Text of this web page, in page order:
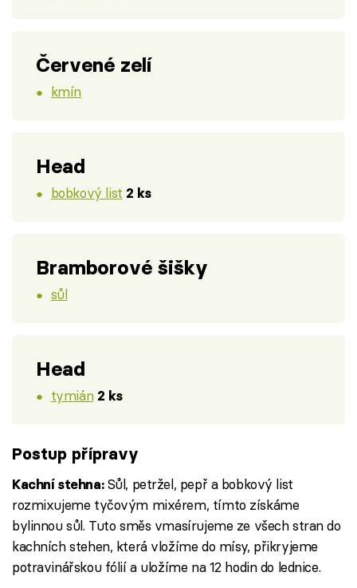
Červené zelí
kmín
Head
bobkový list 2 ks
Bramborové šišky
sůl
Head
tymián 2 ks
Postup přípravy
Kachní stehna: Sůl, petržel, pepř a bobkový list
rozmixujeme tyčovým mixérem, tímto získáme
bylinnou sůl. Tuto směs vmasírujeme ze všech stran do
kachních stehen, která vložíme do mísy, přikryjeme
potravinářskou fólií a uložíme na 12 hodin do lednice.